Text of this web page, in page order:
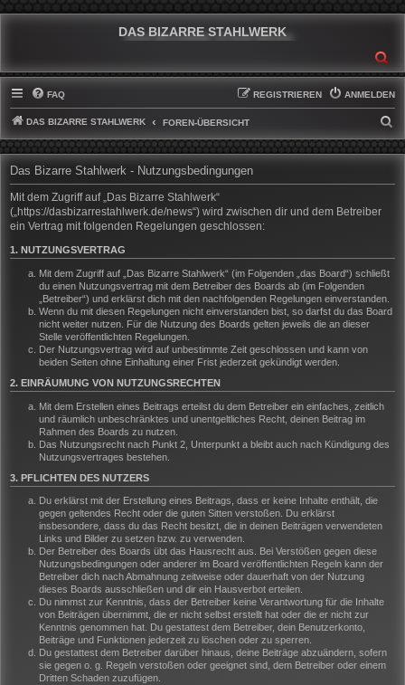
DAS BIZARRE STAHLWERK
FAQ ANMELDEN
REGISTRIEREN
DAS BIZARRE STAHLWERK FOREN-ÜBERSICHT
U
H
Das Bizarre Stahlwerk - Nutzungsbedingungen
Mit dem Zugriff auf „Das Bizarre Stahlwerk“
(„https://dasbizarrestahlwerk.de/news“) wird zwischen dir und dem Betreiber
ein Vertrag mit folgenden Regelungen geschlossen:
1. NUTZUNGSVERTRAG
Mit dem Zugriff auf „Das Bizarre Stahlwerk“ (im Folgenden „das Board“) schließt
du einen Nutzungsvertrag mit dem Betreiber des Boards ab (im Folgenden
„Betreiber“) und erklärst dich mit den nachfolgenden Regelungen einverstanden.
Wenn du mit diesen Regelungen nicht einverstanden bist, so darfst du das Board
nicht weiter nutzen. Für die Nutzung des Boards gelten jeweils die an dieser
Stelle veröffentlichten Regelungen.
Der Nutzungsvertrag wird auf unbestimmte Zeit geschlossen und kann von
beiden Seiten ohne Einhaltung einer Frist jederzeit gekündigt werden.
2. EINRÄUMUNG VON NUTZUNGSRECHTEN
Mit dem Erstellen eines Beitrags erteilst du dem Betreiber ein einfaches, zeitlich
und räumlich unbeschränktes und unentgeltliches Recht, deinen Beitrag im
Rahmen des Boards zu nutzen.
Das Nutzungsrecht nach Punkt 2, Unterpunkt a bleibt auch nach Kündigung des
Nutzungsvertrages bestehen.
3. PFLICHTEN DES NUTZERS
Du erklärst mit der Erstellung eines Beitrags, dass er keine Inhalte enthält, die
gegen geltendes Recht oder die guten Sitten verstoßen. Du erklärst
insbesondere, dass du das Recht besitzt, die in deinen Beiträgen verwendeten
Links und Bilder zu setzen bzw. zu verwenden.
Der Betreiber des Boards übt das Hausrecht aus. Bei Verstößen gegen diese
Nutzungsbedingungen oder anderer im Board veröffentlichten Regeln kann der
Betreiber dich nach Abmahnung zeitweise oder dauerhaft von der Nutzung
dieses Boards ausschließen und dir ein Hausverbot erteilen.
Du nimmst zur Kenntnis, dass der Betreiber keine Verantwortung für die Inhalte
von Beiträgen übernimmt, die er nicht selbst erstellt hat oder die er nicht zur
Kenntnis genommen hat. Du gestattest dem Betreiber, dein Benutzerkonto,
Beiträge und Funktionen jederzeit zu löschen oder zu sperren.
Du gestattest dem Betreiber darüber hinaus, deine Beiträge abzuändern, sofern
sie gegen o. g. Regeln verstoßen oder geeignet sind, dem Betreiber oder einem
Dritten Schaden zuzufügen.